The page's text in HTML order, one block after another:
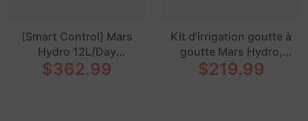
[Smart Control] Mars
Hydro 12L/Day
Dehumidifier for Indoor
$362.99
Kit d'irrigation goutte à
goutte Mars Hydro,
système d'arrosage avec
$219.99